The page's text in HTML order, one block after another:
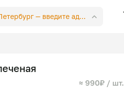
—введите адрес
≈ 990₽ / шт.